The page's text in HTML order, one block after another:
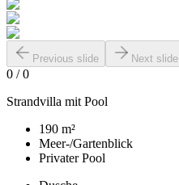
Previous slide Next slide
0 /0
Strandvilla mit Pool
190 m²
Meer-/Gartenblick
Privater Pool